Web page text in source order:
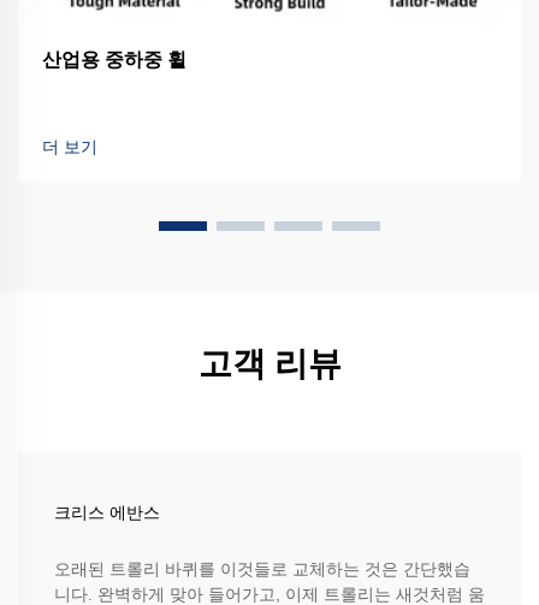
산업용 중하중 휠
더 보기
고객 리뷰
크리스 에반스
오래된 트롤리 바퀴를 이것들로 교체하는 것은 간단했습
니다. 완벽하게 맞아 들어가고, 이제 트롤리는 새것처럼 움